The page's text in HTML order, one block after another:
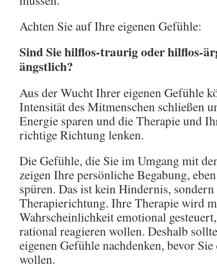
Achten Sie auf Ihre eigenen Gefühle:
Sind Sie hilflos-traurig oder hilflos-
ängstlich?
Aus der Wucht Ihrer eigenen Gefühle
Intensität des Mitmenschen schließen
Energie sparen und die Therapie und
richtige Richtung lenken.
Die Gefühle, die Sie im Umgang mit
zeigen Ihre persönliche Begabung,
spüren. Das ist kein Hindernis,
Therapierichtung. Ihre Therapie wird
Wahrscheinlichkeit emotional
rational reagieren wollen. Deshalb
eigenen Gefühle nachdenken, bevor
wollen.